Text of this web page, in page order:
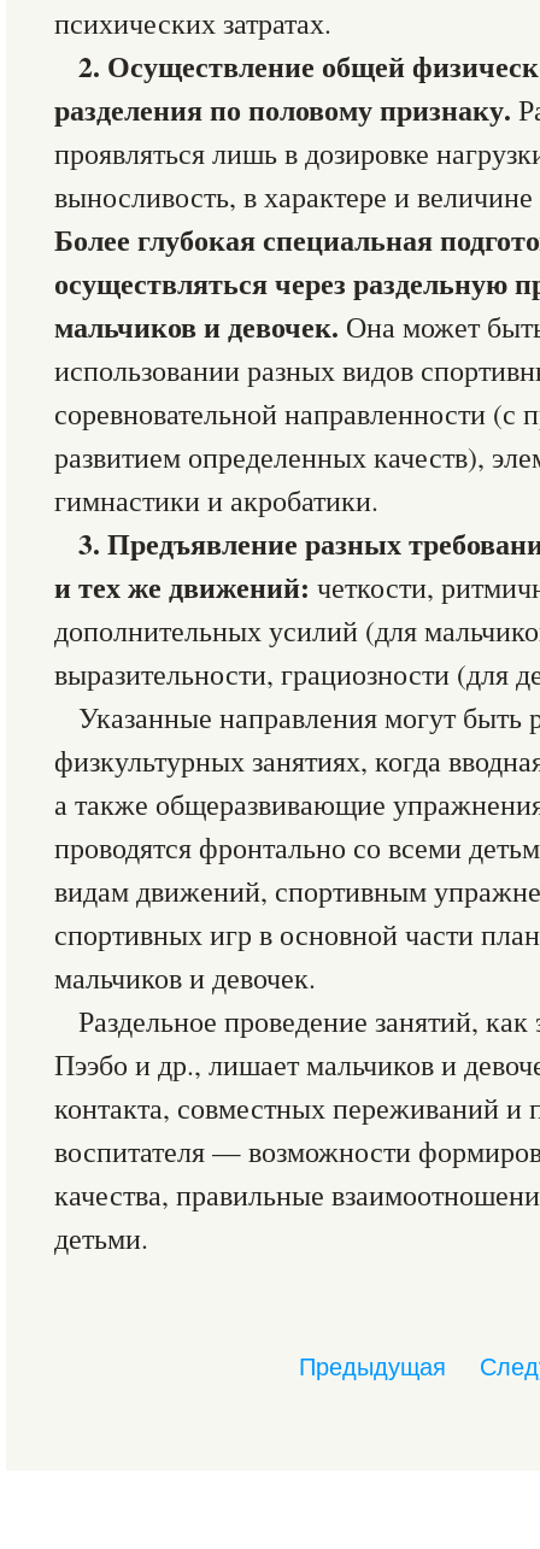
психических затратах.
2. Осуществление общей
разделения по половому признаку.
проявляться лишь в дозировке
выносливость, в характере и
Более глубокая специальная
осуществляться через раздельную
мальчиков и девочек. Она может
использовании разных видов
соревновательной направленности
развитием определенных качеств),
гимнастики и акробатики.
3. Предъявление разных
и тех же движений: четкости,
дополнительных усилий (для
выразительности, грациозности (для
Указанные направления могут
физкультурных занятиях, когда
а также общеразвивающие
проводятся фронтально со всеми
видам движений, спортивным
спортивных игр в основной части
мальчиков и девочек.
Раздельное проведение занятий,
Пээбо и др., лишает мальчиков и
контакта, совместных переживаний и
воспитателя — возможности
качества, правильные
детьми.
Предыдущая